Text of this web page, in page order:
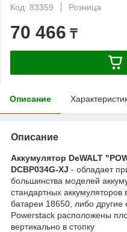
Код: 83359
Розница
70 466 ₸
Описание
Описание
Аккумулятор DeWALT
DCBP034G-XJ - обладает
большинства моделей
стандартных аккумуляторов
батареи 18650, либо
Powerstack расположены
вертикально в стопку